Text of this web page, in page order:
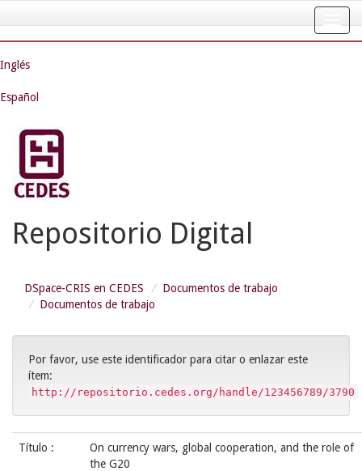
navigation
Inglés
Español
Repositorio Digital
DSpace-CRIS en CEDES
Documentos de trabajo
Documentos de trabajo
Por favor, use este identificador para citar o enlazar este
ítem:
http://repositorio.cedes.org/handle/123456789/3790
Título :
On currency wars, global cooperation, and the role of
the G20